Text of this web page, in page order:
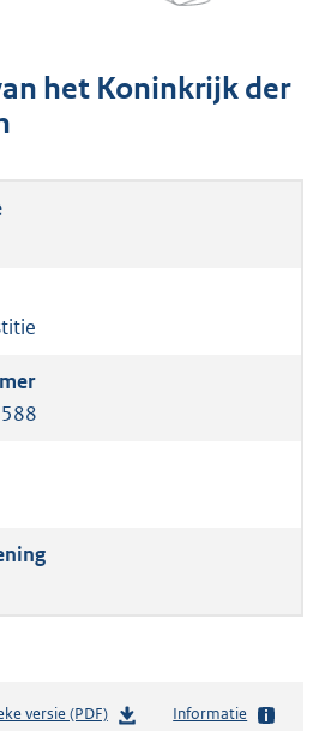
het Koninkrijk der
versie (PDF)b
Informatie